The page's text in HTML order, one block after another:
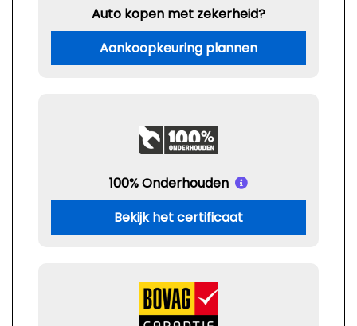
Auto kopen met zekerheid?
Aankoopkeuring plannen
100% Onderhouden
Bekijk het certificaat